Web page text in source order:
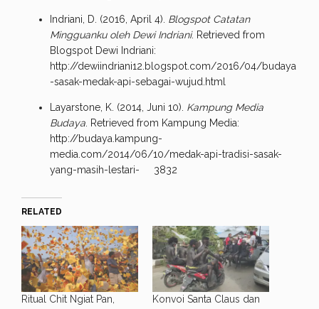
Indriani, D. (2016, April 4). Blogspot Catatan
Mingguanku oleh Dewi Indriani. Retrieved from
Blogspot Dewi Indriani:
http://dewiindriani12.blogspot.com/2016/04/budaya
-sasak-medak-api-sebagai-wujud.html
Layarstone, K. (2014, Juni 10). Kampung Media
Budaya . Retrieved from Kampung Media:
http://budaya.kampung-
media.com/2014/06/10/medak-api-tradisi-sasak-
yang-masih-lestari- 3832
RELATED
Ritual Chit Ngiat Pan,
Konvoi Santa Claus dan